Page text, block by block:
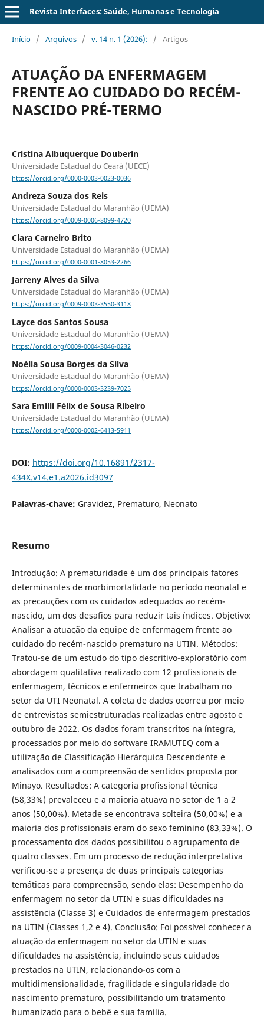
Revista Interfaces: Saúde, Humanas e Tecnologia
Início / Arquivos / v. 14 n. 1 (2026): / Artigos
ATUAÇÃO DA ENFERMAGEM
FRENTE AO CUIDADO DO RECÉM-
NASCIDO PRÉ-TERMO
Cristina Albuquerque Douberin
Universidade Estadual do Ceará (UECE)
https://orcid.org/0000-0003-0023-0036
Andreza Souza dos Reis
Universidade Estadual do Maranhão (UEMA)
https://orcid.org/0009-0006-8099-4720
Clara Carneiro Brito
Universidade Estadual do Maranhão (UEMA)
https://orcid.org/0000-0001-8053-2266
Jarreny Alves da Silva
Universidade Estadual do Maranhão (UEMA)
https://orcid.org/0009-0003-3550-3118
Layce dos Santos Sousa
Universidade Estadual do Maranhão (UEMA)
https://orcid.org/0009-0004-3046-0232
Noélia Sousa Borges da Silva
Universidade Estadual do Maranhão (UEMA)
https://orcid.org/0000-0003-3239-7025
Sara Emilli Félix de Sousa Ribeiro
Universidade Estadual do Maranhão (UEMA)
https://orcid.org/0000-0002-6413-5911
DOI: https://doi.org/10.16891/2317-
434X.v14.e1.a2026.id3097
Palavras-chave: Gravidez, Prematuro, Neonato
Resumo
Introdução: A prematuridade é um dos principais fatores
determinantes de morbimortalidade no período neonatal e
as precauções com os cuidados adequados ao recém-
nascido, um dos desafios para reduzir tais índices. Objetivo:
Analisar a atuação da equipe de enfermagem frente ao
cuidado do recém-nascido prematuro na UTIN. Métodos:
Tratou-se de um estudo do tipo descritivo-exploratório com
abordagem qualitativa realizado com 12 profissionais de
enfermagem, técnicos e enfermeiros que trabalham no
setor da UTI Neonatal. A coleta de dados ocorreu por meio
de entrevistas semiestruturadas realizadas entre agosto e
outubro de 2022. Os dados foram transcritos na íntegra,
processados por meio do software IRAMUTEQ com a
utilização de Classificação Hierárquica Descendente e
analisados com a compreensão de sentidos proposta por
Minayo. Resultados: A categoria profissional técnica
(58,33%) prevaleceu e a maioria atuava no setor de 1 a 2
anos (50,00%). Metade se encontrava solteira (50,00%) e a
maioria dos profissionais eram do sexo feminino (83,33%). O
processamento dos dados possibilitou o agrupamento de
quatro classes. Em um processo de redução interpretativa
verificou-se a presença de duas principais categorias
temáticas para compreensão, sendo elas: Desempenho da
enfermagem no setor da UTIN e suas dificuldades na
assistência (Classe 3) e Cuidados de enfermagem prestados
na UTIN (Classes 1,2 e 4). Conclusão: Foi possível conhecer a
atuação da enfermagem no setor da UTIN e suas
dificuldades na assistência, incluindo seus cuidados
prestados na UTIN, relacionando-os com a
multidimensionalidade, fragilidade e singularidade do
nascimento prematuro, possibilitando um tratamento
humanizado para o bebê e sua família.